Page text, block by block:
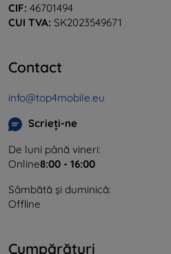
CIF: 46701494
CUI TVA: SK2023549671
Contact
info@top4mobile.eu
Scrieți-ne
De luni până vineri:
Online8:00 - 16:00
Sâmbătă și duminică:
Offline
Cumpărături